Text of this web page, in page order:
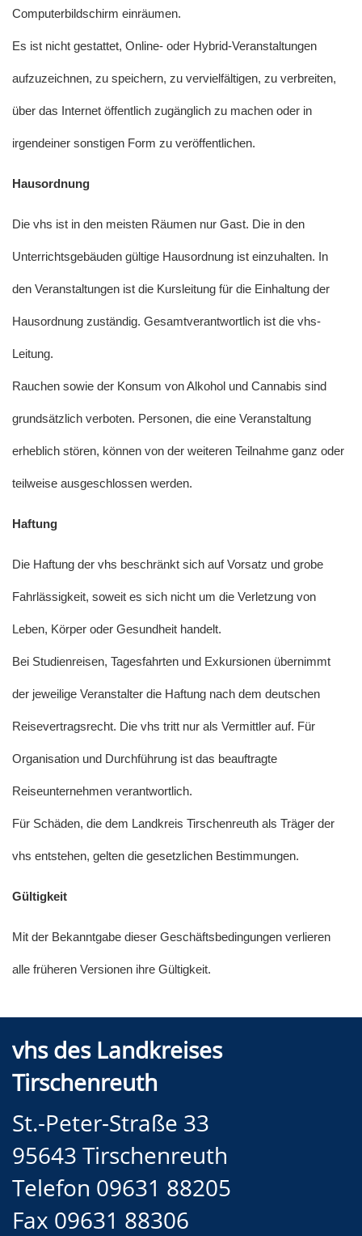
Computerbildschirm einräumen.
Es ist nicht gestattet, Online- oder Hybrid-Veranstaltungen
aufzuzeichnen, zu speichern, zu vervielfältigen, zu verbreiten,
über das Internet öffentlich zugänglich zu machen oder in
irgendeiner sonstigen Form zu veröffentlichen.
Hausordnung
Die vhs ist in den meisten Räumen nur Gast. Die in den
Unterrichtsgebäuden gültige Hausordnung ist einzuhalten. In
den Veranstaltungen ist die Kursleitung für die Einhaltung der
Hausordnung zuständig. Gesamtverantwortlich ist die vhs-
Leitung.
Rauchen sowie der Konsum von Alkohol und Cannabis sind
grundsätzlich verboten. Personen, die eine Veranstaltung
erheblich stören, können von der weiteren Teilnahme ganz oder
teilweise ausgeschlossen werden.
Haftung
Die Haftung der vhs beschränkt sich auf Vorsatz und grobe
Fahrlässigkeit, soweit es sich nicht um die Verletzung von
Leben, Körper oder Gesundheit handelt.
Bei Studienreisen, Tagesfahrten und Exkursionen übernimmt
der jeweilige Veranstalter die Haftung nach dem deutschen
Reisevertragsrecht. Die vhs tritt nur als Vermittler auf. Für
Organisation und Durchführung ist das beauftragte
Reiseunternehmen verantwortlich.
Für Schäden, die dem Landkreis Tirschenreuth als Träger der
vhs entstehen, gelten die gesetzlichen Bestimmungen.
Gültigkeit
Mit der Bekanntgabe dieser Geschäftsbedingungen verlieren
alle früheren Versionen ihre Gültigkeit.
vhs des Landkreises
Tirschenreuth
St.-Peter-Straße 33
95643 Tirschenreuth
Telefon 09631 88205
Fax 09631 88306